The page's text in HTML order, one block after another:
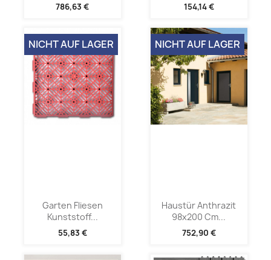
786,63 € 154,14 €
Garten Fliesen
Kunststoff...
55,83 €
NICHT AUF LAGER
Haustür Anthrazit
98x200 Cm...
752,90 €
NICHT AUF LAGER